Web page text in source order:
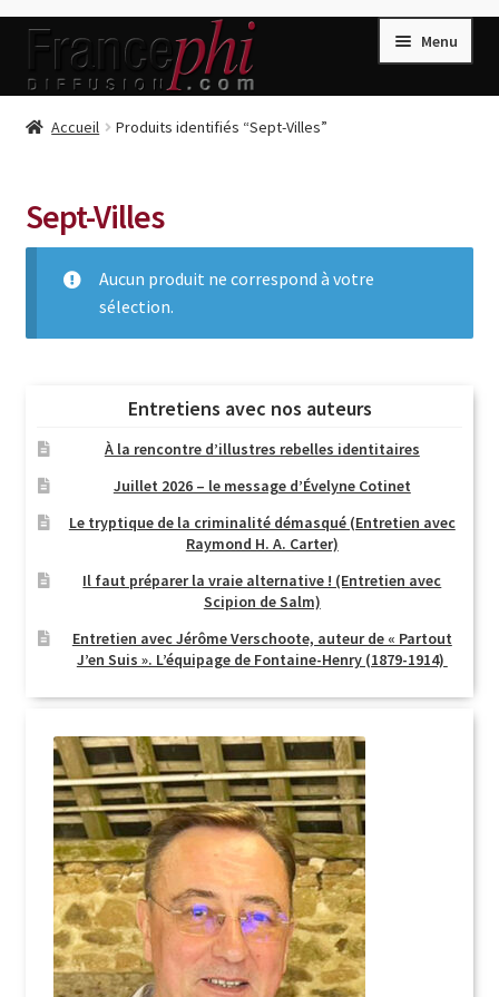
Aller
la
Aller
contenu
Menu
Accueil
Compte
Conditions de Vente
Listes d’Envies
Livres de Peter Randa
Livres de Philippe Randa
Login Customizer
Newsletter
Panier
Politique de confidentialité et cookies
Qui sommes-nous ?
Soutien à Philippe Randa
Suivi de la Commande
Accueil Produits identifiés “Sept-Villes”
Sept-Villes
Aucun produit ne correspond à votre
sélection.
Entretiens avec nos auteurs
À la rencontre d’illustres rebelles identitaires
Juillet 2026 – le message d’Évelyne Cotinet
Le tryptique de la criminalité démasqué (Entretien avec
Raymond H. A. Carter)
Il faut préparer la vraie alternative ! (Entretien avec
Scipion de Salm)
Entretien avec Jérôme Verschoote, auteur de « Partout
J’en Suis ». L’équipage de Fontaine-Henry (1879-1914)